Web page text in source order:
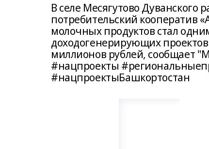
В селе Месягутово
потребительский кооператив
молочных продуктов стал
доходогенерирующих
миллионов рублей, сообщает
#нацпроекты
#нацпроектыБашкортостан